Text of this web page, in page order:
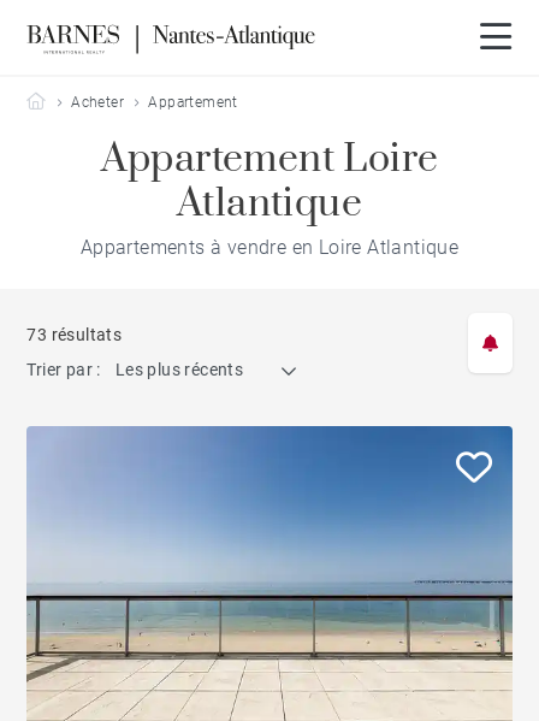
Barnes Nantes-Atlantique
Acheter Appartement
Appartement Loire
Atlantique
Appartements à vendre en Loire Atlantique
73 résultats
Trier par :
Les plus récents